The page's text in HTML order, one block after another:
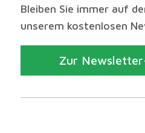
Bleiben Sie immer auf
unserem kostenlosen
Zur